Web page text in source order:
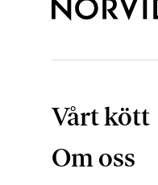
Vårt kött
Om oss